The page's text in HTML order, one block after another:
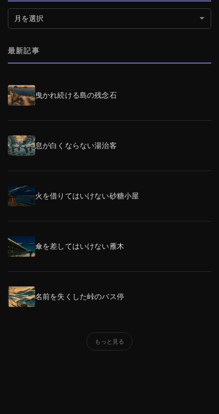
月別アーカイブ
最新記事
曳かれ続ける島の残念石
息が白くならない湯治客
火を借りてはいけない砂糖小屋
傘を差してはいけない雁木
名前を失くした峠のバス停
もっと見る